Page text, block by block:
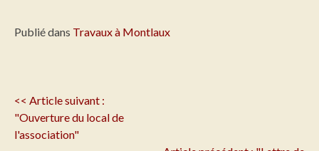
Publié dans Travaux à Montlaux
Navigation
de
l'article
<< Article suivant :
"Ouverture du local de
l'association"